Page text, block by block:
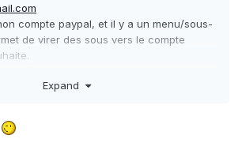
compte paypal, et il y a un menu/sous-
de virer des sous vers le compte
Expand